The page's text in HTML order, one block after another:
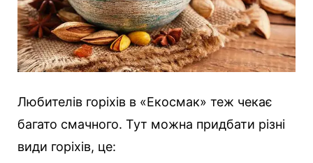
Любителів горіхів в «Екосмак» теж чекає
багато смачного. Тут можна придбати різні
види горіхів, це: